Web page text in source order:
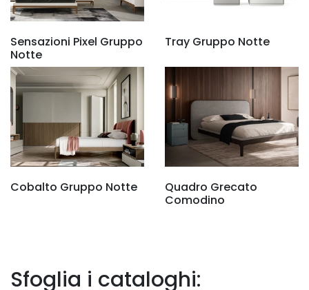
Sensazioni Pixel Gruppo
Notte
Tray Gruppo Notte
Cobalto Gruppo Notte
Quadro Grecato
Comodino
Sfoglia i cataloghi: